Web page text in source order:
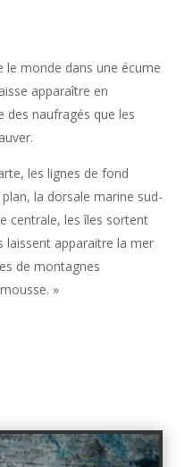
le monde dans une écume
apparaître en
naufragés que les
les lignes de fond
la dorsale marine sud-
centrale, les îles sortent
laissent apparaitre la mer
de montagnes
»